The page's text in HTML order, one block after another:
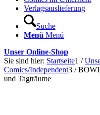
Verlagsauslieferung
Suche
Menü Menü
Unser Online-Shop
Sie sind hier: Startseite1 /
Comics/Independent3 /
und Tagträume